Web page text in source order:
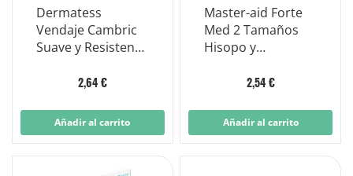
Dermatess
Vendaje Cambric
Suave y Resistente
2,64 €
Añadir al carrito
Master-aid Forte
Med 2 Tamaños
Hisopo y
2,54 €
Añadir al carrito